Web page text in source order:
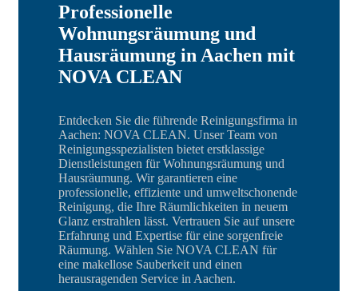
Professionelle
Wohnungsräumung und
Hausräumung in Aachen mit
NOVA CLEAN
Entdecken Sie die führende Reinigungsfirma in
Aachen: NOVA CLEAN. Unser Team von
Reinigungsspezialisten bietet erstklassige
Dienstleistungen für Wohnungsräumung und
Hausräumung. Wir garantieren eine
professionelle, effiziente und umweltschonende
Reinigung, die Ihre Räumlichkeiten in neuem
Glanz erstrahlen lässt. Vertrauen Sie auf unsere
Erfahrung und Expertise für eine sorgenfreie
Räumung. Wählen Sie NOVA CLEAN für
eine makellose Sauberkeit und einen
herausragenden Service in Aachen.